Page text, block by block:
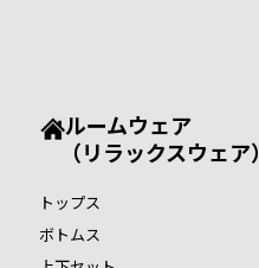
ルームウェア
（リラックスウェア）
トップス
ボトムス